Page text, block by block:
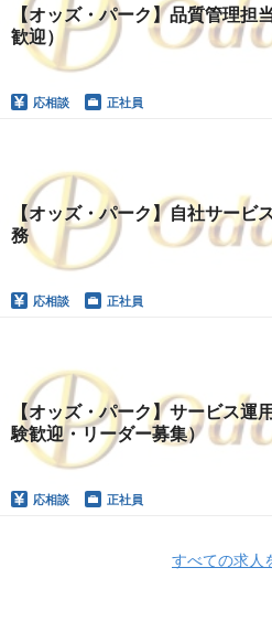
【オッズ・パーク】品質管理担
歓迎）
応相談 正社員
【オッズ・パーク】自社サービ
務
応相談 正社員
【オッズ・パーク】サービス運
験歓迎・リーダー募集）
応相談 正社員
すべての求人